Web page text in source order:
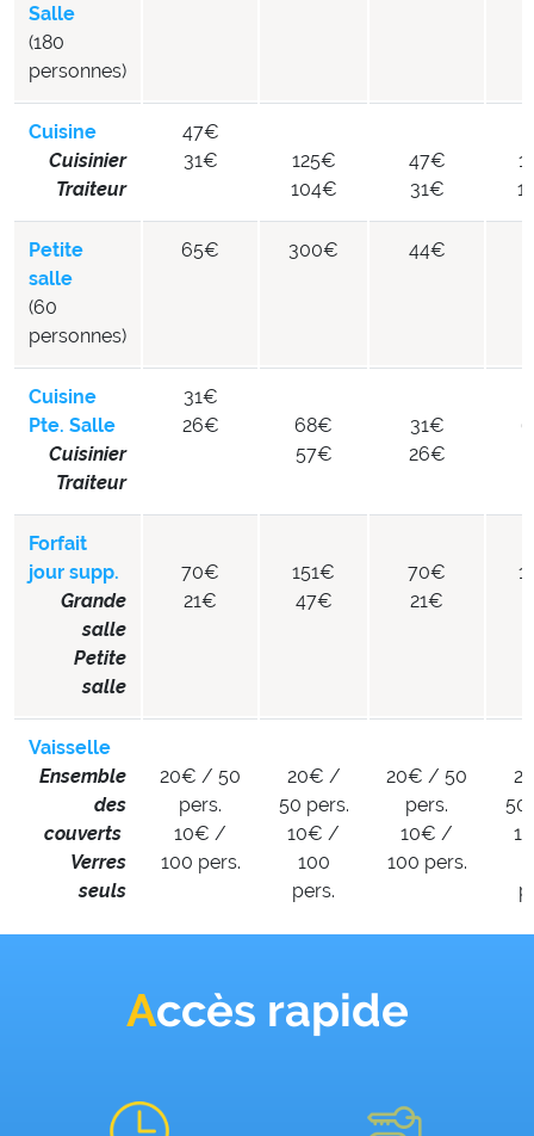
Salle
(180
personnes)
Cuisine
Cuisinier
Traiteur
47€
31€
125€
104€
47€
31€
Petite
salle
(60
personnes)
65€ 300€ 44€
Cuisine
Pte. Salle
Cuisinier
Traiteur
31€
26€
68€
57€
31€
26€
Forfait
jour supp.
Grande
salle
Petite
salle
70€
21€
151€
47€
70€
21€
Vaisselle
Ensemble
des
couverts
Verres
seuls
20€ / 50
pers.
10€ /
100 pers.
20€ /
50 pers.
10€ /
100
pers.
20€ / 50
pers.
10€ /
100 pers.
50
Accès rapide